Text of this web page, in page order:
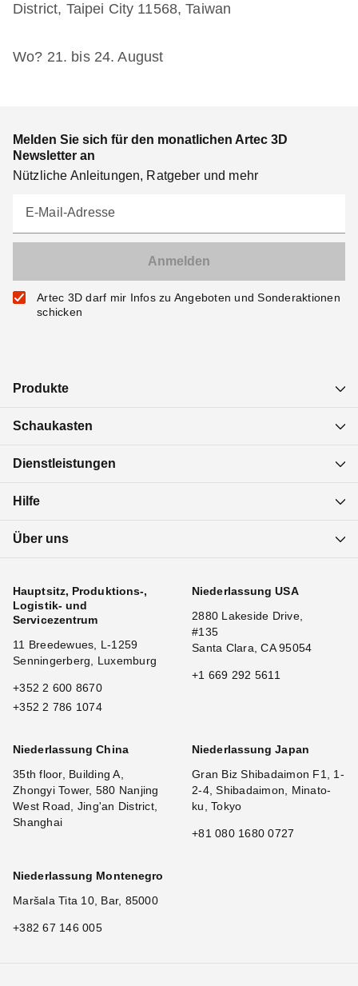
District, Taipei City 11568, Taiwan
Wo? 21. bis 24. August
Melden Sie sich für den monatlichen Artec 3D
Newsletter an
Nützliche Anleitungen, Ratgeber und mehr
E-Mail-Adresse
Artec 3D darf mir Infos zu Angeboten und Sonderaktionen
schicken
Produkte
Schaukasten
Dienstleistungen
Hilfe
Über uns
Hauptsitz, Produktions-,
Logistik- und
Servicezentrum
11 Breedewues, L-1259
Senningerberg, Luxemburg
+352 2 600 8670
+352 2 786 1074
Niederlassung USA
2880 Lakeside Drive,
#135
Santa Clara, CA 95054
+1 669 292 5611
Niederlassung China
35th floor, Building A,
Zhongyi Tower, 580 Nanjing
West Road, Jing'an District,
Shanghai
Niederlassung Japan
Gran Biz Shibadaimon F1, 1-
2-4, Shibadaimon, Minato-
ku, Tokyo
+81 080 1680 0727
Niederlassung Montenegro
Maršala Tita 10, Bar, 85000
+382 67 146 005